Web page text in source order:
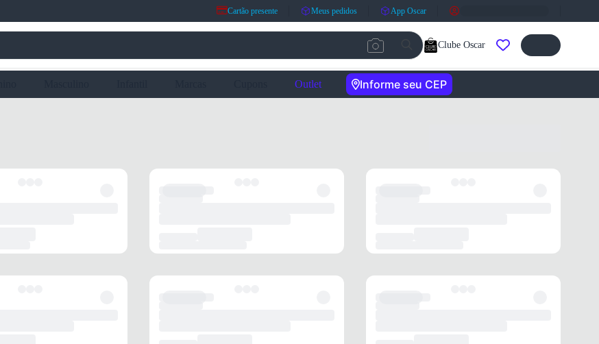
Cartão presente Meus pedidos App Oscar
Clube Oscar
Outlet Informe seu CEP